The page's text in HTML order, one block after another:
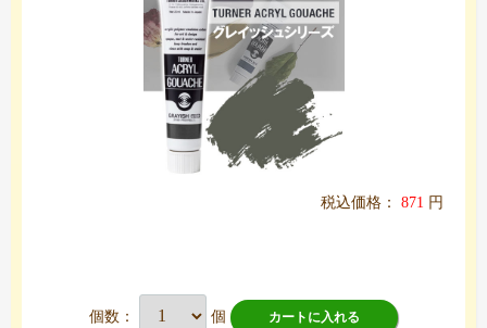
税込価格： 871 円
個数： 個 カートに入れる